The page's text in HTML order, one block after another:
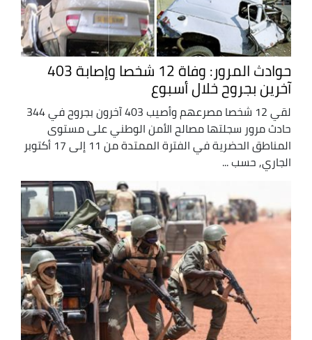
حوادث المرور: وفاة 12 شخصا وإصابة 403
آخرين بجروح خلال أسبوع
لقي 12 شخصا مصرعهم وأصيب 403 آخرون بجروح في 344
حادث مرور سجلتها مصالح الأمن الوطني على مستوى
المناطق الحضرية في الفترة الممتدة من 11 إلى 17 أكتوبر
الجاري, حسب ...